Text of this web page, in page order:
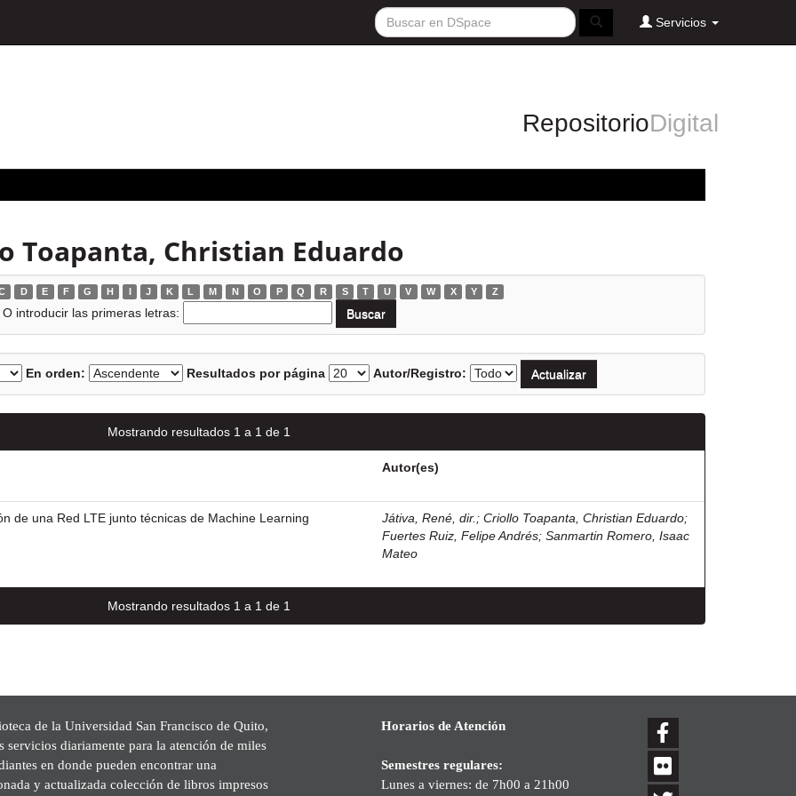
Servicios
RepositorioDigital
Toapanta, Christian Eduardo
D E F G H I J K L M N O P Q R S T U V W X Y Z
O introducir las primeras letras:
En orden: Resultados por página Autor/Registro:
Mostrando resultados 1 a 1 de 1
Autor(es)
de una Red LTE junto técnicas de Machine Learning Játiva, René, dir. ; Criollo Toapanta, Christian Eduardo;
Fuertes Ruiz, Felipe Andrés; Sanmartin Romero, Isaac
Mateo
Mostrando resultados 1 a 1 de 1
de la Universidad San Francisco de Quito,
servicios diariamente para la atención de miles
en donde pueden encontrar una
y actualizada colección de libros impresos
Horarios de Atención
Semestres regulares:
Lunes a viernes: de 7h00 a 21h00